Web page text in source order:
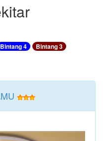
Bintang 4
Bintang 3